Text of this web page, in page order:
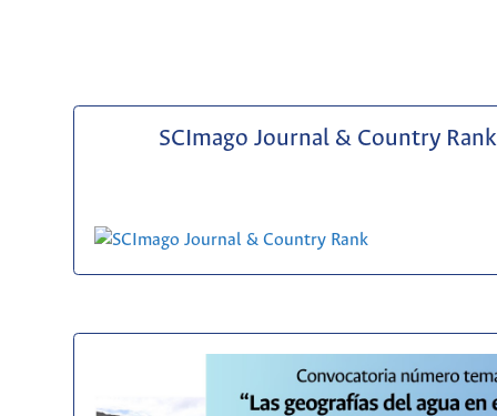
SCImago Journal & Country Rank